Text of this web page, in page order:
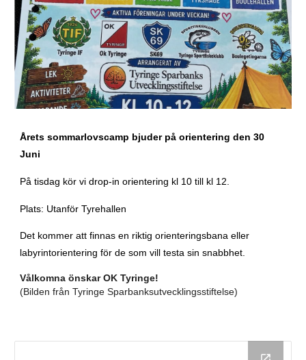
Årets sommarlovscamp bjuder på orientering den 30
Juni
På tisdag kör vi drop-in orientering kl 10 till kl 12.
Plats: Utanför Tyrehallen
Det kommer att finnas en riktig orienteringsbana eller
labyrintorientering för de som vill testa sin snabbhet.
Vålkomna önskar OK Tyringe!
(Bilden från Tyringe Sparbanksutvecklingsstiftelse)